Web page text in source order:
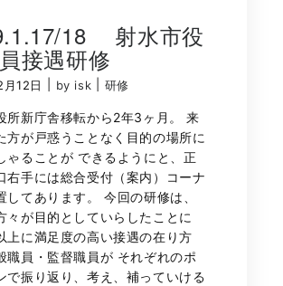
18 射水市役
接遇研修
12日 by isk 研修
所新庁舎移転から2年3ヶ月。 来
方が戸惑うことなく目的の場所に
ゃることが できるようにと、正
右手には総合受付（案内）コーナ
してあります。 今回の研修は、
々が目的としていらしたことに
上に満足度の高い接遇の在り方
職員・監督職員が それぞれのポ
で振り返り、考え、補っていける